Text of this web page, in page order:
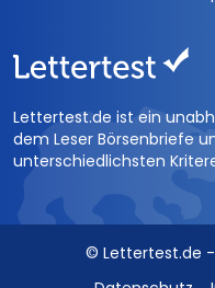
Lettertest.de ist ein
dem Leser Börsenbriefe
unterschiedlichsten
© Lettertest.de -